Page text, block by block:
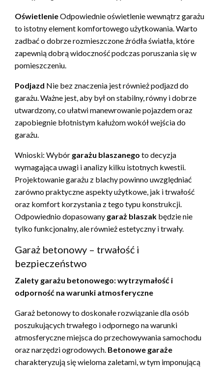
OświetlenieOdpowiednie oświetlenie wewnątrz garażu
to istotny element komfortowego użytkowania. Warto
zadbać o dobrze rozmieszczone źródła światła, które
zapewnią dobrą widoczność podczas poruszania się w
pomieszczeniu.
Podjazd Nie bez znaczenia jest również podjazd do
garażu. Ważne jest, aby był on stabilny, równy i dobrze
utwardzony, co ułatwi manewrowanie pojazdem oraz
zapobiegnie błotnistym kałużom wokół wejścia do
garażu.
Wnioski: Wybór garażu blaszanego to decyzja
wymagająca uwagi i analizy kilku istotnych kwestii.
Projektowanie garażu z blachy powinno uwzględniać
zarówno praktyczne aspekty użytkowe, jak i trwałość
oraz komfort korzystania z tego typu konstrukcji.
Odpowiednio dopasowany garaż blaszak będzie nie
tylko funkcjonalny, ale również estetyczny i trwały.
Garaż betonowy – trwałość i
bezpieczeństwo
Zalety garażu betonowego: wytrzymałość i
odporność na warunki atmosferyczne
Garaż betonowy to doskonałe rozwiązanie dla osób
poszukujących trwałego i odpornego na warunki
atmosferyczne miejsca do przechowywania samochodu
oraz narzędzi ogrodowych. Betonowe garaże
charakteryzują się wieloma zaletami, w tym imponującą